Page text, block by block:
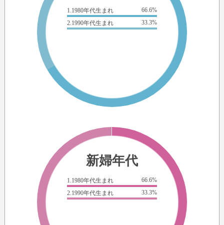
1.1980年代生まれ
66.6%
2.1990年代生まれ
33.3%
新婦年代
1.1980年代生まれ
66.6%
2.1990年代生まれ
33.3%